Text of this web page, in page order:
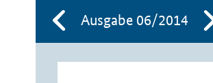
Ausgabe 06/2014